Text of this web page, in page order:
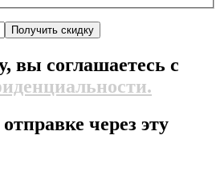
вы соглашаетесь с
через эту